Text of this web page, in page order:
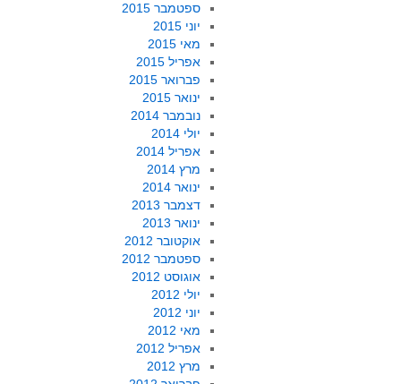
ספטמבר 2015
יוני 2015
מאי 2015
אפריל 2015
פברואר 2015
ינואר 2015
נובמבר 2014
יולי 2014
אפריל 2014
מרץ 2014
ינואר 2014
דצמבר 2013
ינואר 2013
אוקטובר 2012
ספטמבר 2012
אוגוסט 2012
יולי 2012
יוני 2012
מאי 2012
אפריל 2012
מרץ 2012